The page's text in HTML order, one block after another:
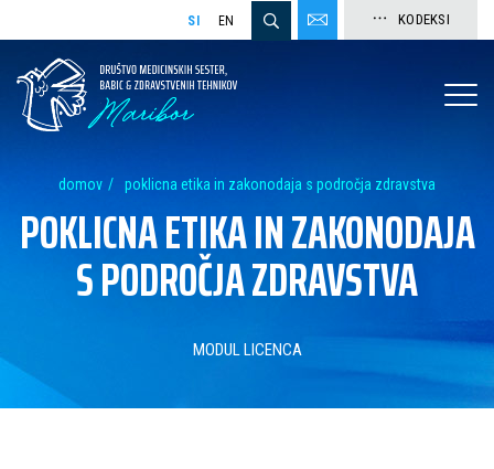
SI EN KODEKSI
domov poklicna etika in zakonodaja s področja zdravstva
POKLICNA ETIKA IN ZAKONODAJA
S PODROČJA ZDRAVSTVA
MODUL LICENCA